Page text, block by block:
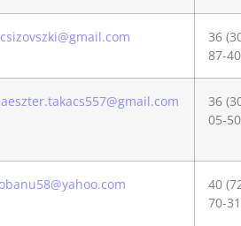
36
87-40
36
05-50
40
70-31